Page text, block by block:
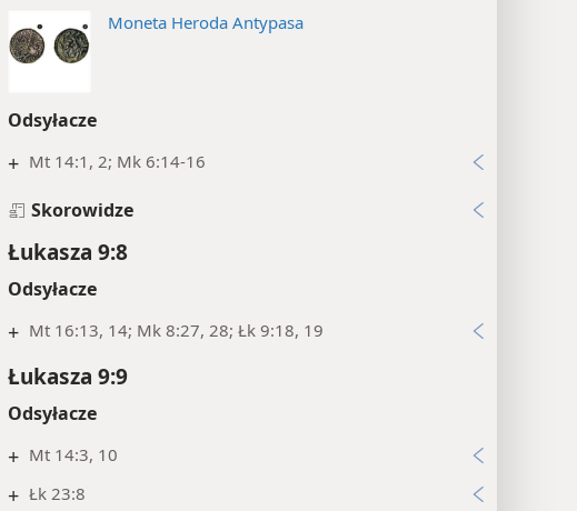
Moneta Heroda Antypasa
Odsyłacze
+ Mt 14:1, 2; Mk 6:14-16
Skorowidze
Łukasza 9:8
Odsyłacze
+ Mt 16:13, 14; Mk 8:27, 28; Łk 9:18, 19
Łukasza 9:9
Odsyłacze
+ Mt 14:3, 10
+ Łk 23:8